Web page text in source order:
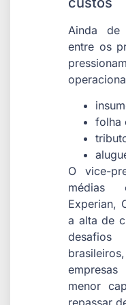
Ainda
entre os
folha
O vice-
médias
Experian,
a alta de
menor
repassar